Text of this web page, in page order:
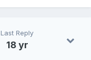
Last Reply
18 yr